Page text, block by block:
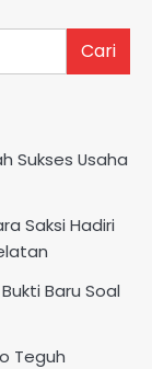
Cari
Sukses Usaha
Saksi Hadiri
Baru Soal
Teguh